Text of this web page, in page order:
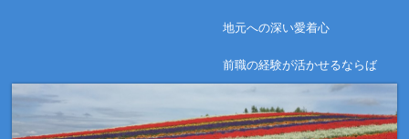
地元への深い愛着心
前職の経験が活かせるならば